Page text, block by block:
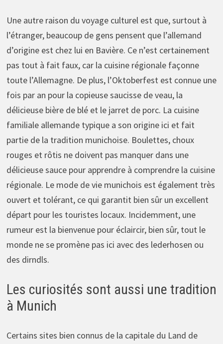
Une autre raison du voyage culturel est que, surtout à
l’étranger, beaucoup de gens pensent que l’allemand
d’origine est chez lui en Bavière. Ce n’est certainement
pas tout à fait faux, car la cuisine régionale façonne
toute l’Allemagne. De plus, l’Oktoberfest est connue une
fois par an pour la copieuse saucisse de veau, la
délicieuse bière de blé et le jarret de porc. La cuisine
familiale allemande typique a son origine ici et fait
partie de la tradition munichoise. Boulettes, choux
rouges et rôtis ne doivent pas manquer dans une
délicieuse sauce pour apprendre à comprendre la cuisine
régionale. Le mode de vie munichois est également très
ouvert et tolérant, ce qui garantit bien sûr un excellent
départ pour les touristes locaux. Incidemment, une
rumeur est la bienvenue pour éclaircir, bien sûr, tout le
monde ne se promène pas ici avec des lederhosen ou
des dirndls.
Les curiosités sont aussi une tradition
à Munich
Certains sites bien connus de la capitale du Land de